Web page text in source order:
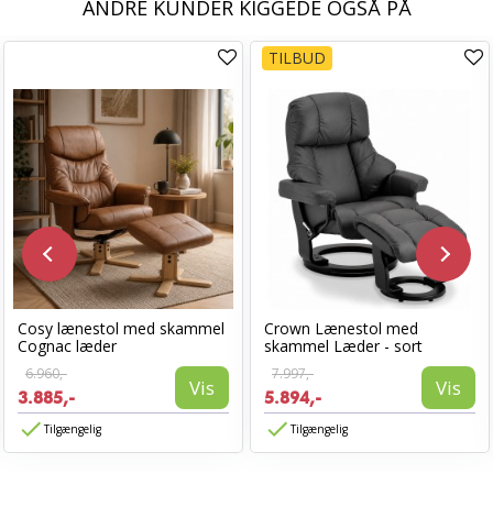
ANDRE KUNDER KIGGEDE OGSÅ PÅ
Cosy lænestol med skammel
Cognac læder
6.960,-
3.885,- Vis
Tilgængelig
TILBUD
Crown Lænestol med
skammel Læder - sort
7.997,-
5.894,- Vis
Tilgængelig